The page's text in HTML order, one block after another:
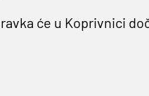
će u Koprivnici